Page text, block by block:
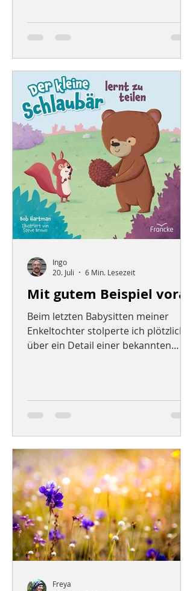
durch die ersten Hitzewellen des
Sommers geschafft! Ich möchte
heute einige Gedanken mit euch
teilen, die sich mit einer der
Eigenschaften von Jesus
beschäftigen, in der ich ihm
ähnlicher werden möchte. Während
ich diesen Beitrag geschrieben habe,
ist mir noch ei
Mit gutem Beispiel voran
Beim letzten Babysitten meiner
Enkeltochter stolperte ich plötzlich
über ein Detail einer bekannten
Rolle. Er spendet nämlich die fünf
Brote und die zwei Fische und bringt
Doch der Reihe nach. Ein neues
Bilderbuch Bei meinem „Babydate“
musste ich ein neues Bilderbuch
vorlesen. Dieses Buch war übrigens
ein Geschenk von der Uroma, die
glei
Ingo
20. Juli
6 Min. Lesezeit
Freya